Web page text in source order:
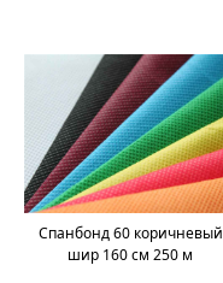
Спанбонд 60 коричневый
шир 160 cм 250 м